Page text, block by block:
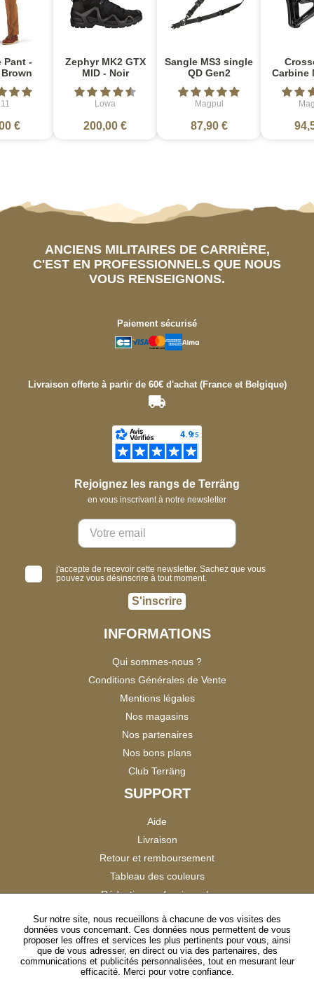
Pant -
€
Zephyr MK2 GTX
MID - Noir
Lowa
200,00 €
Sangle MS3 single
QD Gen2
Magpul
87,90 €
Carbine
ANCIENS MILITAIRES DE CARRIÈRE,
C'EST EN PROFESSIONNELS QUE NOUS
VOUS RENSEIGNONS.
Paiement sécurisé
Livraison offerte à partir de 60€ d'achat (France et Belgique)
Rejoignez les rangs de Terräng
en vous inscrivant à notre newsletter
j'accepte de recevoir cette newsletter. Sachez que vous
pouvez vous désinscrire à tout moment.
S'inscrire
INFORMATIONS
Qui sommes-nous ?
Conditions Générales de Vente
Mentions légales
Nos magasins
Nos partenaires
Nos bons plans
Club Terräng
SUPPORT
Aide
Livraison
Retour et remboursement
Tableau des couleurs
Réduction professionnels
Catalogues
Satisfaction Clients
SUIVEZ-NOUS
Sur notre site, nous recueillons à chacune de vos visites des
données vous concernant. Ces données nous permettent de vous
proposer les offres et services les plus pertinents pour vous, ainsi
que de vous adresser, en direct ou via des partenaires, des
communications et publicités personnalisées, tout en mesurant leur
efficacité. Merci pour votre confiance.